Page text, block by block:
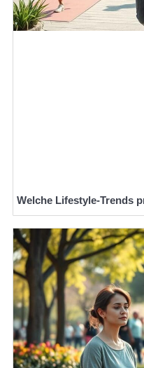
Welche Lifestyle-Trends